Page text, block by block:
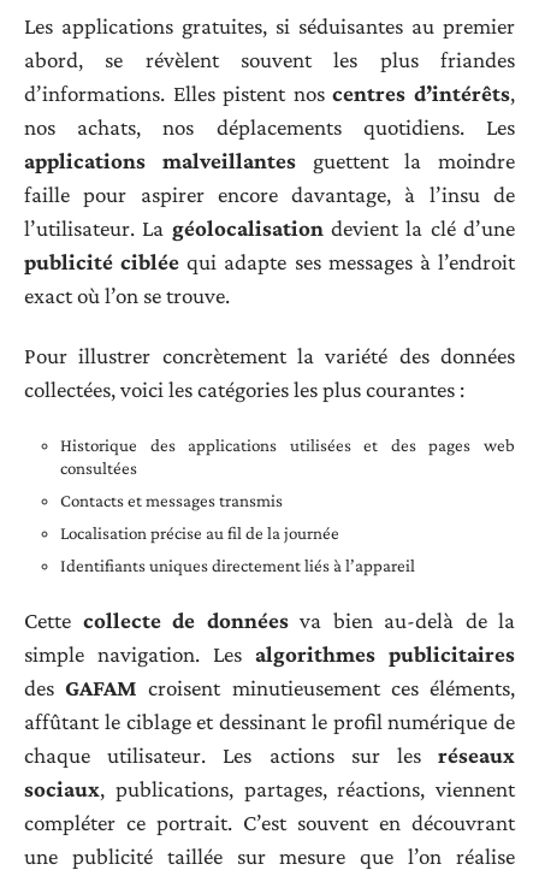
Les applications gratuites, si séduisantes au premier
abord, se révèlent souvent les plus friandes
d’informations. Elles pistent noscentres d’intérêts,
nos achats, nos déplacements quotidiens. Les
applications malveillantesguettent la moindre
faille pour aspirer encore davantage, à l’insu de
l’utilisateur. La géolocalisation devient la clé d’une
publicité ciblée qui adapte ses messages à l’endroit
exact où l’on se trouve.
Pour illustrer concrètement la variété des données
collectées, voici les catégories les plus courantes :
Historique des applications utilisées et des pages web
consultées
Contacts et messages transmis
Localisation précise au fil de la journée
Identifiants uniques directement liés à l’appareil
Cette collecte de donnéesva bien au-delà de la
simple navigation. Les algorithmes publicitaires
desGAFAM croisent minutieusement ces éléments,
affûtant le ciblage et dessinant le profil numérique de
chaque utilisateur. Les actions sur les réseaux
sociaux, publications, partages, réactions, viennent
compléter ce portrait. C’est souvent en découvrant
une publicité taillée sur mesure que l’on réalise